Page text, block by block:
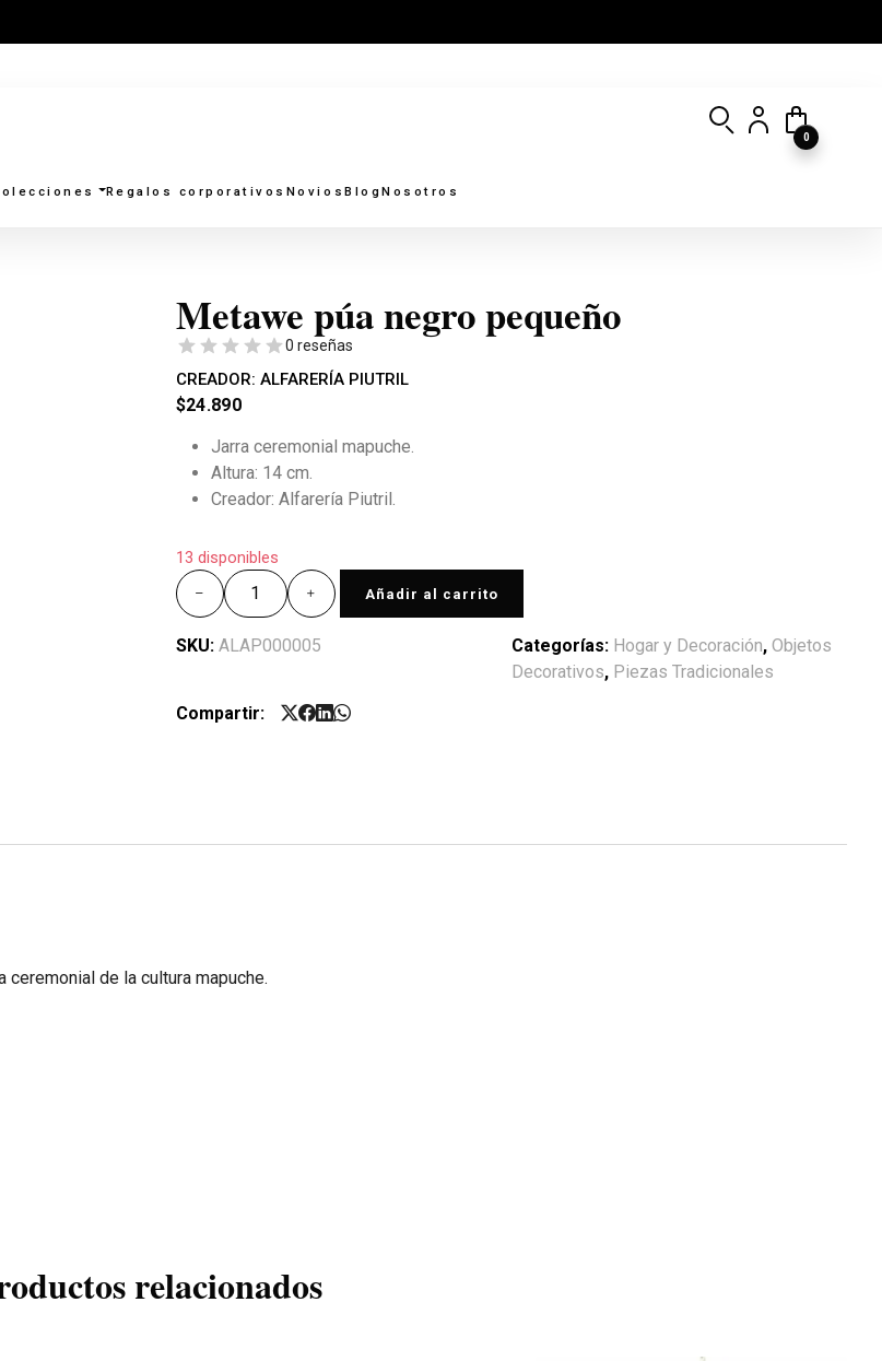
Regalos corporativos NoviosBlogNosotros
0
Metawe púa negro pequeño
0 reseñas
CREADOR: ALFARERÍA PIUTRIL
$24.890
Jarra ceremonial mapuche.
Altura: 14 cm.
Creador: Alfarería Piutril.
13 disponibles
Añadir al carrito
SKU: ALAP000005 Categorías: Hogar y Decoración, Objetos
Decorativos, Piezas Tradicionales
Compartir:
de la cultura mapuche.
relacionados